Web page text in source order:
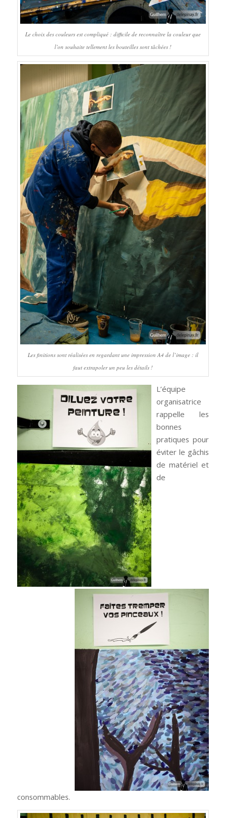
Le choix des couleurs est compliqué : difficile de reconnaître la couleur que
l’on souhaite tellement les bouteilles sont tâchées !
Les finitions sont réalisées en regardant une impression A4 de l’image : il
faut extrapoler un peu les détails !
L’équipe
organisatrice
rappelle les
bonnes
pratiques pour
éviter le gâchis
de matériel et
de
consommables.